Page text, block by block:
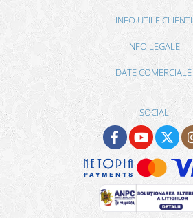
INFO UTILE CLIENTI
INFO LEGALE
DATE COMERCIALE
SOCIAL